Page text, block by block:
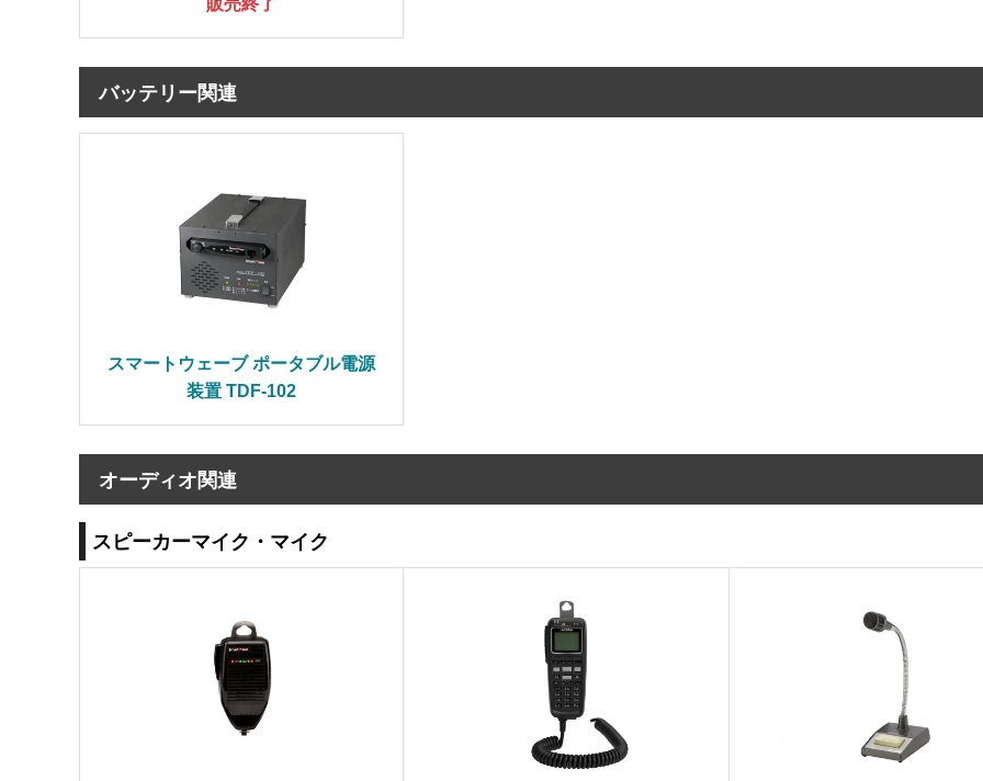
販売終了
バッテリー関連
スマートウェーブ ポータブル電源
装置 TDF-102
オーディオ関連
スピーカーマイク・マイク